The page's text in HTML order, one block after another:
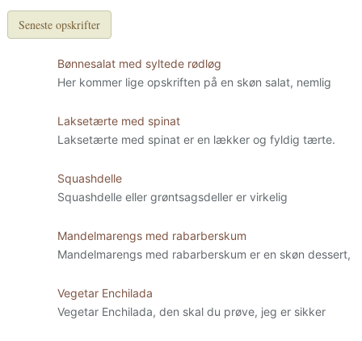
Seneste opskrifter
Bønnesalat med syltede rødløg
Her kommer lige opskriften på en skøn salat, nemlig
Laksetærte med spinat
Laksetærte med spinat er en lækker og fyldig tærte.
Squashdelle
Squashdelle eller grøntsagsdeller er virkelig
Mandelmarengs med rabarberskum
Mandelmarengs med rabarberskum er en skøn dessert,
Vegetar Enchilada
Vegetar Enchilada, den skal du prøve, jeg er sikker